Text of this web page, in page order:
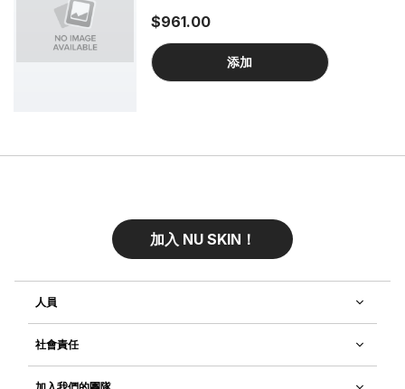
$961.00
添加
加入 NU SKIN！
人員
社會責任